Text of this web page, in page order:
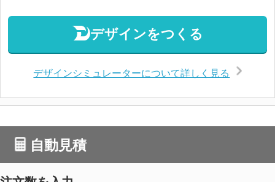
デザインをつくる
デザインシミュレーターについて詳しく見る
自動見積